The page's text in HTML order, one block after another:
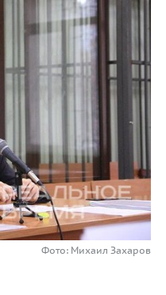
Фото: Михаил Захаров